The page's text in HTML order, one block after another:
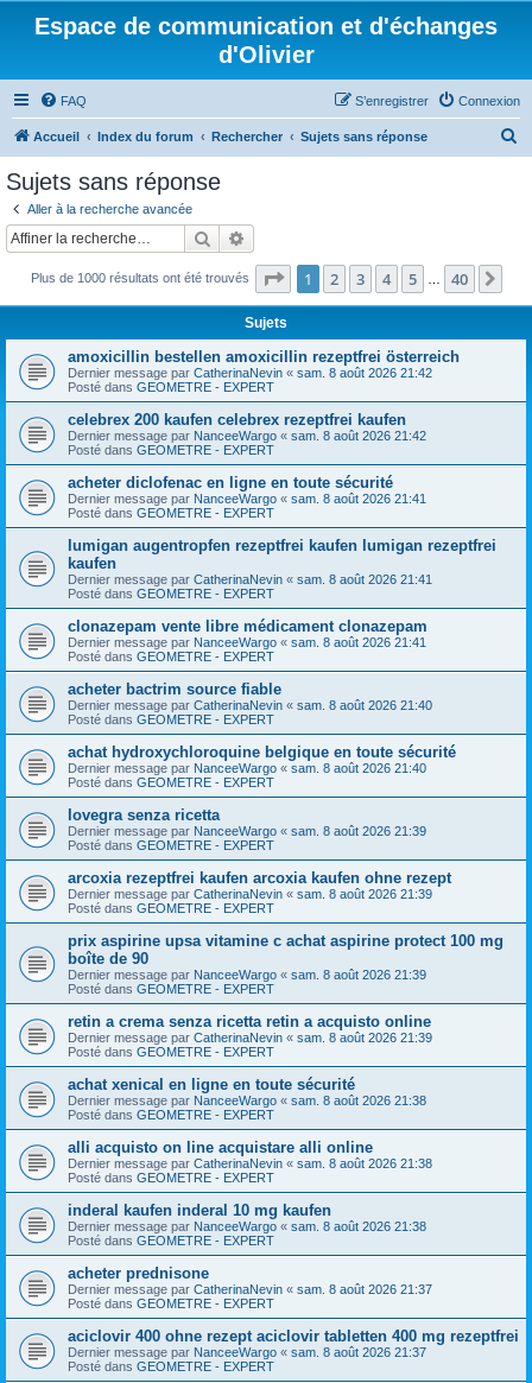
Espace de communication et d'échanges
d'Olivier
FAQ Connexion
S’enregistrer
Accueil Index du forum Rechercher Sujets sans réponse
c
Sujets sans réponse
Aller à la recherche avancée
Rechercher
Plus de 1000 résultats ont été trouvés Page 1sur40
1 2 3 4 5 40
Sujets
amoxicillin bestellen amoxicillin rezeptfrei österreich
Dernier message par CatherinaNevin « sam. 8 août 2026 21:42
Posté dans GEOMETRE - EXPERT
celebrex 200 kaufen celebrex rezeptfrei kaufen
Dernier message par NanceeWargo « sam. 8 août 2026 21:42
Posté dans GEOMETRE - EXPERT
acheter diclofenac en ligne en toute sécurité
Dernier message par NanceeWargo « sam. 8 août 2026 21:41
Posté dans GEOMETRE - EXPERT
lumigan augentropfen rezeptfrei kaufen lumigan rezeptfrei
kaufen
Dernier message par CatherinaNevin « sam. 8 août 2026 21:41
Posté dans GEOMETRE - EXPERT
clonazepam vente libre médicament clonazepam
Dernier message par NanceeWargo « sam. 8 août 2026 21:41
Posté dans GEOMETRE - EXPERT
acheter bactrim source fiable
Dernier message par CatherinaNevin « sam. 8 août 2026 21:40
Posté dans GEOMETRE - EXPERT
achat hydroxychloroquine belgique en toute sécurité
Dernier message par NanceeWargo « sam. 8 août 2026 21:40
Posté dans GEOMETRE - EXPERT
lovegra senza ricetta
Dernier message par NanceeWargo « sam. 8 août 2026 21:39
Posté dans GEOMETRE - EXPERT
arcoxia rezeptfrei kaufen arcoxia kaufen ohne rezept
Dernier message par CatherinaNevin « sam. 8 août 2026 21:39
Posté dans GEOMETRE - EXPERT
prix aspirine upsa vitamine c achat aspirine protect 100 mg
boîte de 90
Dernier message par NanceeWargo « sam. 8 août 2026 21:39
Posté dans GEOMETRE - EXPERT
retin a crema senza ricetta retin a acquisto online
Dernier message par CatherinaNevin « sam. 8 août 2026 21:39
Posté dans GEOMETRE - EXPERT
achat xenical en ligne en toute sécurité
Dernier message par NanceeWargo « sam. 8 août 2026 21:38
Posté dans GEOMETRE - EXPERT
alli acquisto on line acquistare alli online
Dernier message par CatherinaNevin « sam. 8 août 2026 21:38
Posté dans GEOMETRE - EXPERT
inderal kaufen inderal 10 mg kaufen
Dernier message par NanceeWargo « sam. 8 août 2026 21:38
Posté dans GEOMETRE - EXPERT
acheter prednisone
Dernier message par CatherinaNevin « sam. 8 août 2026 21:37
Posté dans GEOMETRE - EXPERT
aciclovir 400 ohne rezept aciclovir tabletten 400 mg rezeptfrei
Dernier message par NanceeWargo « sam. 8 août 2026 21:37
Posté dans GEOMETRE - EXPERT